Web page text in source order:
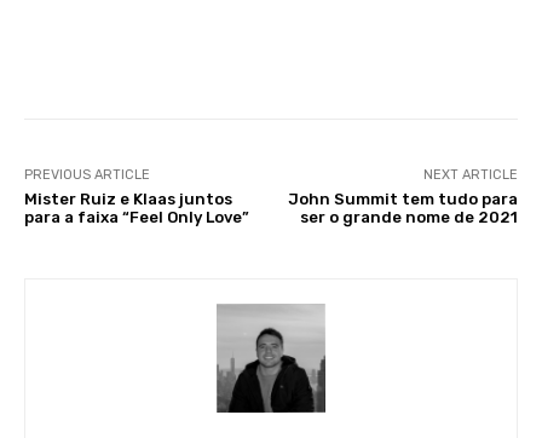
PREVIOUS ARTICLE
Mister Ruiz e Klaas juntos
para a faixa “Feel Only Love”
NEXT ARTICLE
John Summit tem tudo para
ser o grande nome de 2021